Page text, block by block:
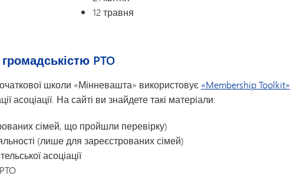
12 травня
PTO
школи «Мінневашта» використовує «Membership Toolkit»
асоціації. На сайті ви знайдете такі матеріали:
сімей, що пройшли перевірку)
(лише для зареєстрованих сімей)
асоціації